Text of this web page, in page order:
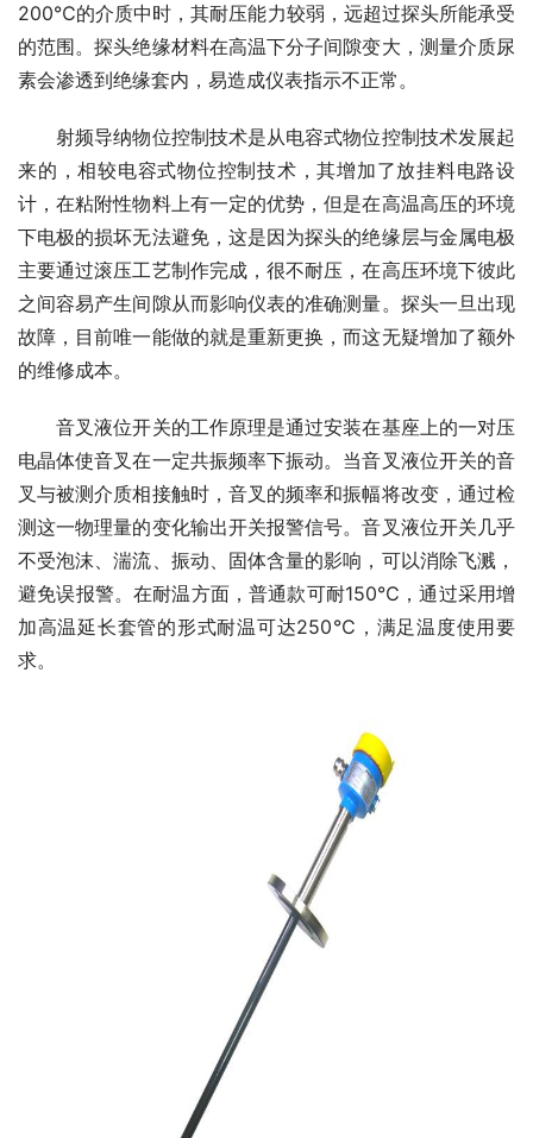
200℃的介质中时，其耐压能力较弱，远超过探头所能承受
的范围。探头绝缘材料在高温下分子间隙变大，测量介质尿
素会渗透到绝缘套内，易造成仪表指示不正常。
射频导纳物位控制技术是从电容式物位控制技术发展起
来的，相较电容式物位控制技术，其增加了放挂料电路设
计，在粘附性物料上有一定的优势，但是在高温高压的环境
下电极的损坏无法避免，这是因为探头的绝缘层与金属电极
主要通过滚压工艺制作完成，很不耐压，在高压环境下彼此
之间容易产生间隙从而影响仪表的准确测量。探头一旦出现
故障，目前唯一能做的就是重新更换，而这无疑增加了额外
的维修成本。
音叉液位开关的工作原理是通过安装在基座上的一对压
电晶体使音叉在一定共振频率下振动。当音叉液位开关的音
叉与被测介质相接触时，音叉的频率和振幅将改变，通过检
测这一物理量的变化输出开关报警信号。音叉液位开关几乎
不受泡沫、湍流、振动、固体含量的影响，可以消除飞溅，
避免误报警。在耐温方面，普通款可耐150℃，通过采用增
加高温延长套管的形式耐温可达250℃，满足温度使用要
求。